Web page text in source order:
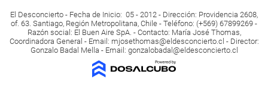
El Desconcierto - Fecha de Inicio: 05 - 2012 - Dirección: Providencia 2608,
of. 63. Santiago, Región Metropolitana, Chile - Teléfono: (+569) 67899269 -
Razón social: El Buen Aire SpA. - Contacto: María José Thomas,
Coordinadora General - Email: mjosethomas@eldesconcierto.cl - Director:
Gonzalo Badal Mella - Email: gonzalobadal@eldesconcierto.cl